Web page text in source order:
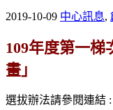
2019-10-09 中心訊息,
109年度第一梯
畫」
選拔辦法請參閱連結 :